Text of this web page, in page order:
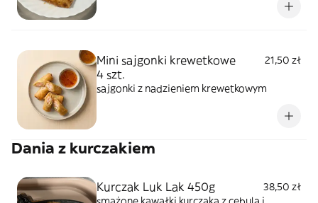
Mini sajgonki krewetkowe
4 szt.
21,50 zł
sajgonki z nadzieniem krewetkowym
Dania z kurczakiem
Kurczak Luk Lak 450g
38,50 zł